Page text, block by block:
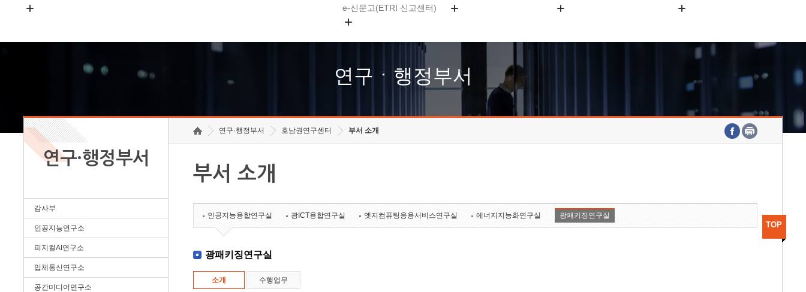
e-신문고(ETRI 신고센터)
고객의소리
수의계약 현황
호남권연구본부
기획본부
연구원 고객헌장
주요업무연락처
연구ㆍ행정부서
연구·행정부서
감사부
인공지능연구소
피지컬AI연구소
입체통신연구소
공간미디어연구소
연구·행정부서 호남권연구센터 부서 소개
부서 소개
인공지능융합연구실 광ICT융합연구실 엣지컴퓨팅응용서비스연구실 에너지지능화연구실 광패키징연구실
광패키징연구실
소개 수행업무
TOP